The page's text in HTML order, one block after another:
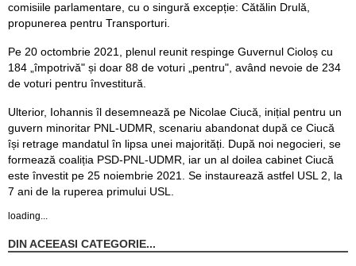
comisiile parlamentare, cu o singură excepție: Cătălin Drulă,
propunerea pentru Transporturi.
Pe 20 octombrie 2021, plenul reunit respinge Guvernul Cioloș cu
184 „împotrivă" și doar 88 de voturi „pentru", având nevoie de 234
de voturi pentru învestitură.
Ulterior, Iohannis îl desemnează pe Nicolae Ciucă, inițial pentru un
guvern minoritar PNL-UDMR, scenariu abandonat după ce Ciucă
își retrage mandatul în lipsa unei majorități. După noi negocieri, se
formează coaliția PSD-PNL-UDMR, iar un al doilea cabinet Ciucă
este învestit pe 25 noiembrie 2021. Se instaurează astfel USL 2, la
7 ani de la ruperea primului USL.
loading...
DIN ACEEASI CATEGORIE...